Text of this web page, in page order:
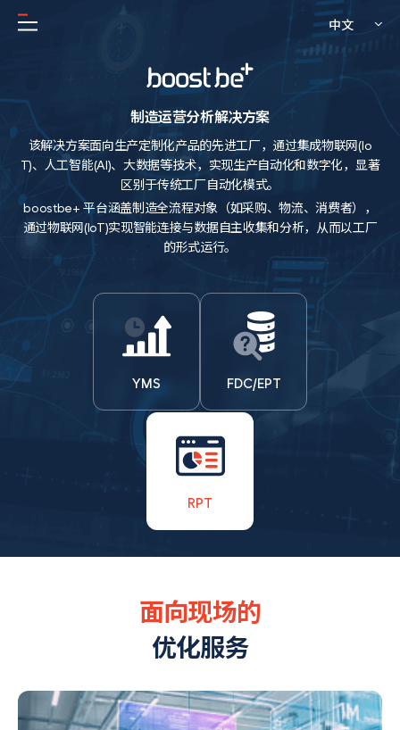
中文
制造运营分析解决方案
该解决方案面向生产定制化产品的先进工厂，通过集成物联网(Io
T)、人工智能(AI)、大数据等技术， 实现生产自动化和数字化，显著
区别于传统工厂自动化模式。
boostbe+ 平台涵盖制造全流程对象（如采购、物流、消费者），
通过物联网(IoT)实现智能连接与数据自主收集和分析，从而以工厂
的形式运行。
YMS FDC/EPT
RPT
面向现场的
优化服务